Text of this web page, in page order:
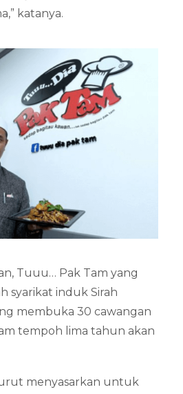
katanya.
Tuuu… Pak Tam yang
syarikat induk Sirah
membuka 30 cawangan
tempoh lima tahun akan
menyasarkan untuk